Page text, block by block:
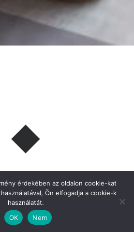
vagy lekvár
is lehet a semleges ízű
érdekében az oldalon cookie-kat
Ön elfogadja a cookie-k
használatát.
OK
Nem